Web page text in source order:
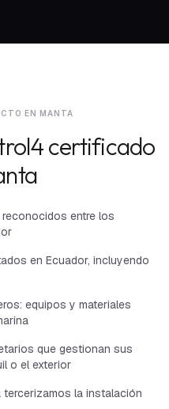
EN MANTA
certificado
entre los
en Ecuador, incluyendo
equipos y materiales
que gestionan sus
o el exterior
la instalación